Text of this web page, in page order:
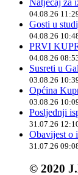
04.08.26
Gosti u
04.08.26
PRVI
04.08.26
Susreti u
03.08.26
Općina
03.08.26
Posljednji
31.07.26
Obavijest o
31.07.26
© 2020